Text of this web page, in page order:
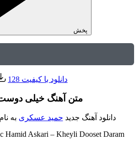
پخش
دانلود با کیفیت 128
متن آهنگ خیلی
دانلود آهنگ جدید حمید عسکری به
Hamid Askari – Kheyli Dooset Daram